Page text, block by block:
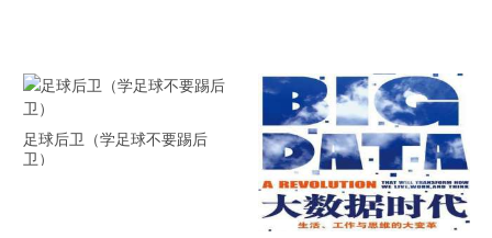
足球后卫（学足球不要踢后
卫）